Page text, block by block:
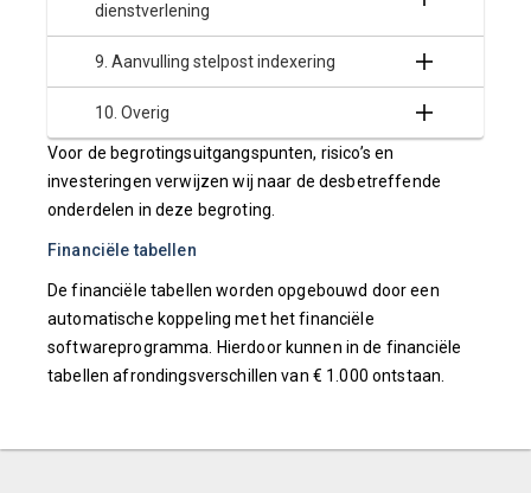
dienstverlening
9. Aanvulling stelpost indexering
10. Overig
Voor de begrotingsuitgangspunten, risico’s en
investeringen verwijzen wij naar de desbetreffende
onderdelen in deze begroting.
Financiële tabellen
De financiële tabellen worden opgebouwd door een
automatische koppeling met het financiële
softwareprogramma. Hierdoor kunnen in de financiële
tabellen afrondingsverschillen van € 1.000 ontstaan.